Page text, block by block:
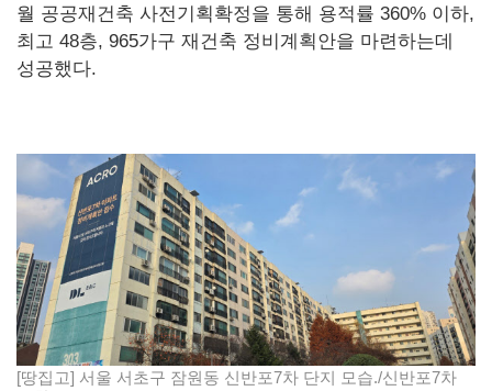
월 공공재건축 사전기획확정을 통해 용적률 360% 이하,
최고 48층, 965가구 재건축 정비계획안을 마련하는데
성공했다.
[땅집고] 서울 서초구 잠원동 신반포7차 단지 모습./신반포7차